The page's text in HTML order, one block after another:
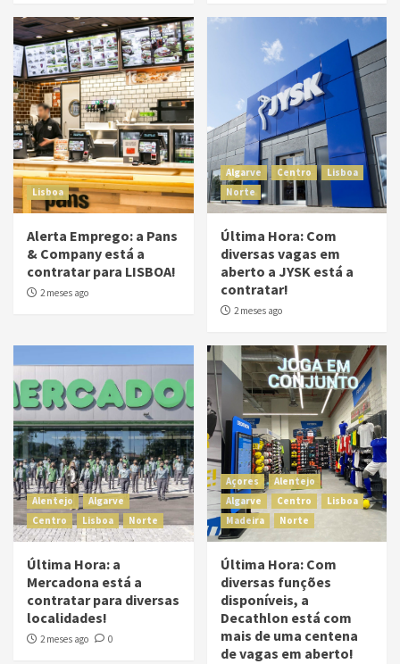
Lisboa
Alerta Emprego: a Pans
& Company está a
contratar para LISBOA!
2 meses ago
Algarve Centro
Lisboa
Norte
Última Hora: Com
diversas vagas em
aberto a JYSK está a
contratar!
2 meses ago
Alentejo
Algarve
Centro
Lisboa Norte
Última Hora: a
Mercadona está a
contratar para diversas
localidades!
2 meses ago 0
Açores
Alentejo
Algarve
Centro
Lisboa
Madeira
Norte
Última Hora: Com
diversas funções
disponíveis, a
Decathlon está com
mais de uma centena
de vagas em aberto!